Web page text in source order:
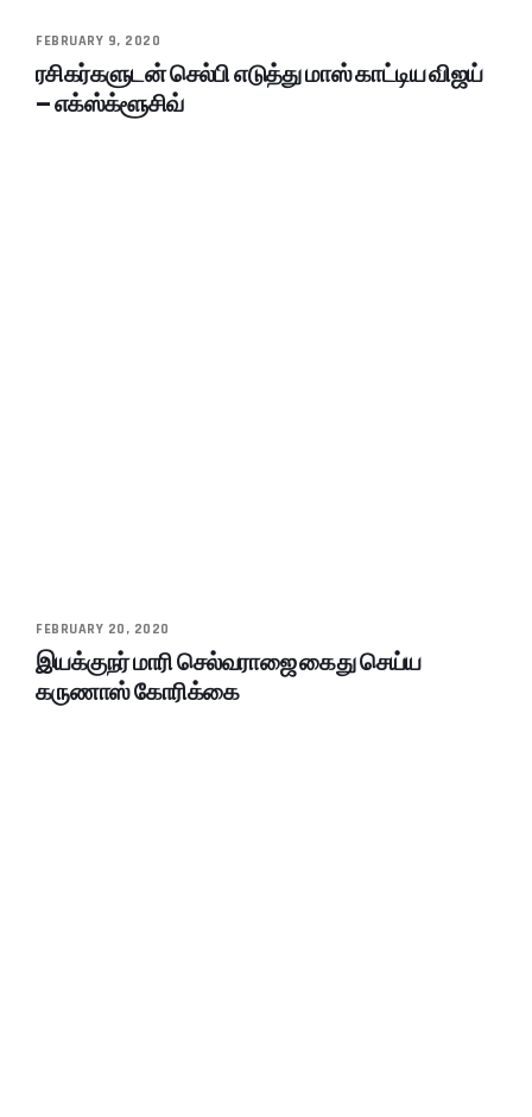
FEBRUARY 9, 2020
ரசிகர்களுடன் செல்பி எடுத்து மாஸ் காட்டிய விஜய்
– எக்ஸ்க்ளூசிவ்
FEBRUARY 20, 2020
இயக்குநர் மாரி செல்வராஜை கைது செய்ய
கருணாஸ் கோரிக்கை